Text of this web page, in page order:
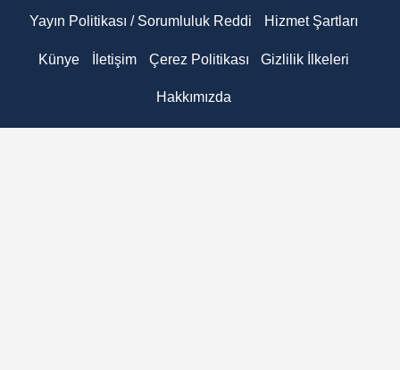
Yayın Politikası / Sorumluluk Reddi Hizmet Şartları
Künye İletişim Çerez Politikası Gizlilik İlkeleri
Hakkımızda